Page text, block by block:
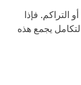
التراكم. فإذا
يجمع هذه